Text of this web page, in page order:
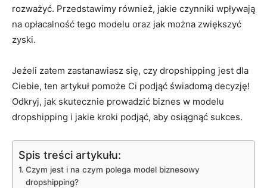
rozważyć. Przedstawimy również, jakie czynniki wpływają
na opłacalność tego modelu oraz jak można zwiększyć
zyski.
Jeżeli zatem zastanawiasz się, czy dropshipping jest dla
Ciebie, ten artykuł pomoże Ci podjąć świadomą decyzję!
Odkryj, jak skutecznie prowadzić biznes w modelu
dropshipping i jakie kroki podjąć, aby osiągnąć sukces.
Spis treści artykułu:
Czym jest i na czym polega model biznesowy
dropshipping?